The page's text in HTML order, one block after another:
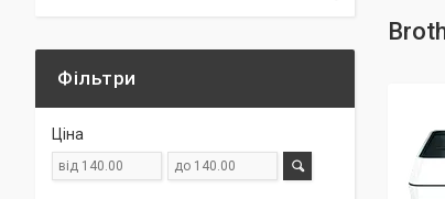
Фільтри
Ціна